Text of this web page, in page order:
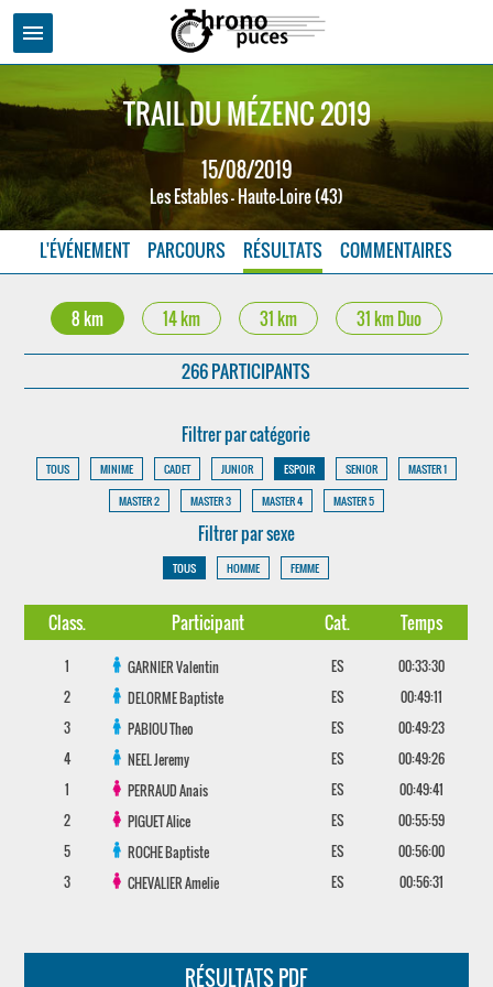
menu
TRAIL DU MÉZENC 2019
15/08/2019
Les Estables - Haute-Loire (43)
L'ÉVÉNEMENT PARCOURS RÉSULTATS COMMENTAIRES
8 km 14 km 31 km 31 km Duo
266 PARTICIPANTS
Filtrer par catégorie
TOUS MINIME CADET JUNIOR ESPOIR SENIOR
MASTER 1
MASTER 2
MASTER 3 MASTER 4 MASTER 5
Filtrer par sexe
TOUS HOMME FEMME
Class. Participant Cat. Temps
1 GARNIERValentin ES
00:33:30
2
DELORMEBaptiste ES
00:49:11
3
PABIOUTheo ES
00:49:23
4
NEELJeremy ES
00:49:26
1
PERRAUDAnais ES
00:49:41
2
PIGUETAlice ES
00:55:59
5
ROCHEBaptiste ES
00:56:00
3
CHEVALIERAmelie ES 00:56:31
RÉSULTATS PDF